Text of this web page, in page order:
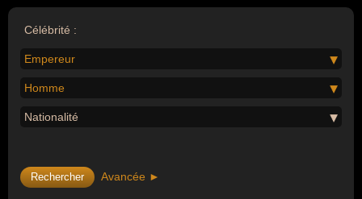
Célébrité :
Empereur
Homme
Nationalité
Avancée ►